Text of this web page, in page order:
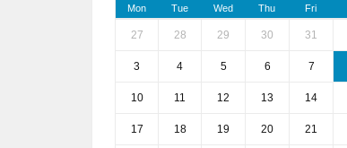
Mon Tue Wed Thu Fri
27 28 29 30 31
3 4 5 6 7
10 11 12 13 14
17 18 19 20 21